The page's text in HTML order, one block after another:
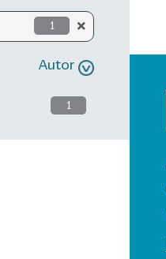
1
Autor
1